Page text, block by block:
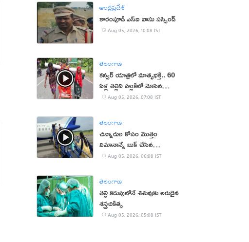
ఆంధ్రప్రదేశ్
కారంపూడి ఎస్ఐ వాసు స‌స్పెండ్‌
Aug 05, 2026, 10:08 IST
తెలంగాణ
కన్వర్ యాత్రలో మాతృభక్తి.. 60
ఏళ్ల తల్లిని పల్లకిలో మోసిన
కొడుకు, కోడలు!
Aug 05, 2026, 07:08 IST
తెలంగాణ
చిన్నారుల కోసం మొత్తం
విమానాన్నే బుక్ చేసిన
యూట్యూబర్
Aug 05, 2026, 06:08 IST
తెలంగాణ
తల్లి కడుపులోనే శిశువుకు అరుదైన
శస్త్రచికిత్స
Aug 05, 2026, 05:08 IST